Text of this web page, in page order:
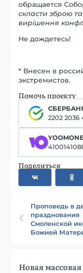
обращается
скласти зброю
вирішення
Не дождетесь!
* Внесен в
экстремистов.
Помочь проекту
2202 2036
Поделиться
Проповедь в
празднования
Смоленской
Божией
Новая